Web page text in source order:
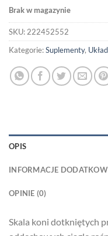
Brak w magazynie
SKU: 222452552
Kategorie:Suplementy,
OPIS
INFORMACJE
OPINIE (0)
Skala koni dotkniętych